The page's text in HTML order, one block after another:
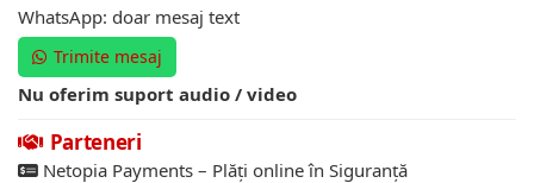
WhatsApp: doar mesaj text
Trimite mesaj
Nu oferim suport audio / video
Parteneri
Netopia Payments – Plăți online în Siguranță